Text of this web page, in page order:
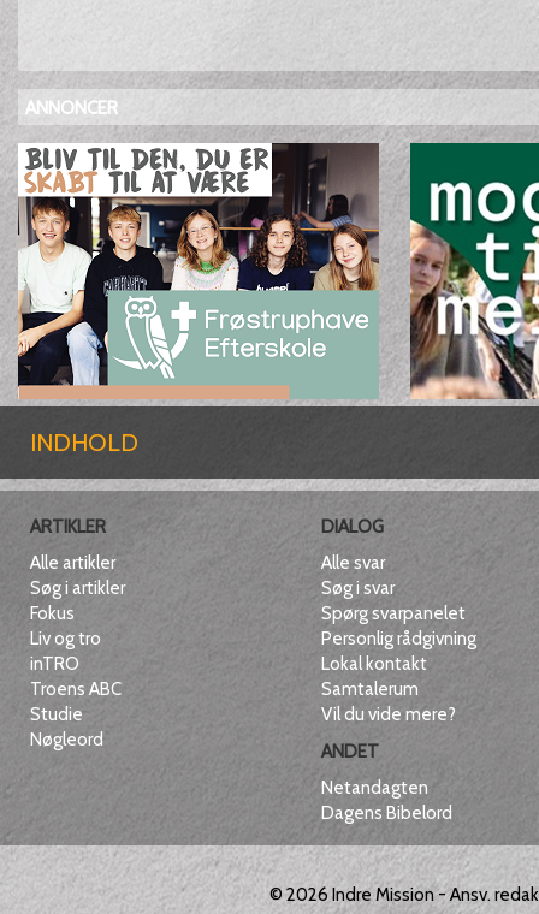
ANNONCER
INDHOLD
ARTIKLER
Alle artikler
Søg i artikler
Fokus
Liv og tro
inTRO
Troens ABC
Studie
Nøgleord
DIALOG
Alle svar
Søg i svar
Spørg svarpanelet
Personlig rådgivning
Lokal kontakt
Samtalerum
Vil du vide mere?
ANDET
Netandagten
Dagens Bibelord
© 2026Indre Mission- Ansv.